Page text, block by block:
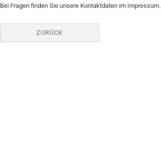
Bei Fragen finden Sie unsere Kontaktdaten im Impressum.
ZURÜCK